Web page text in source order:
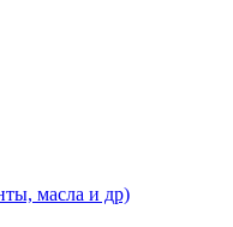
масла и др)